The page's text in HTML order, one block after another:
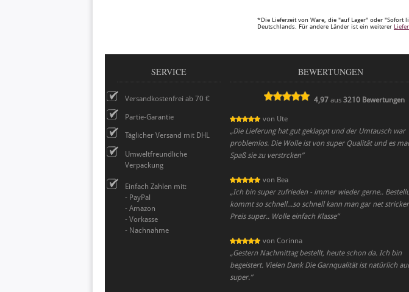
*Die Lieferzeit von Ware, die "auf Lager" oder "Sofort
Deutschlands. Für andere Länder ist ein weiterer
SERVICE
Versandkostenfrei ab 70 €
Partie-Garantie
Täglicher Versand mit DHL
Umweltfreundliche
Verpackung
Einfach Zahlen mit:
- PayPal
- Amazon
- Vorkasse
- Nachnahme
BEWERTUNGEN
4,97 aus3210 Bewertungen
von Ute
„Die Lieferung hat gut geklappt und der Umtausch war
problemlos. Die Wolle ist von super Qualität und es
Spaß sie zu verstrcken”
von Bea
„Ich bin super zufrieden - immer wieder gerne..
kommt so schnell...so schnell kann man gar net
Preis super.. Wolle einfach Klasse”
von Corinna
„Gestern Nachmittag bestellt, heute schon da. Ich bin
begeistert. Vielen Dank Die Garnqualität ist natürlich
super.”